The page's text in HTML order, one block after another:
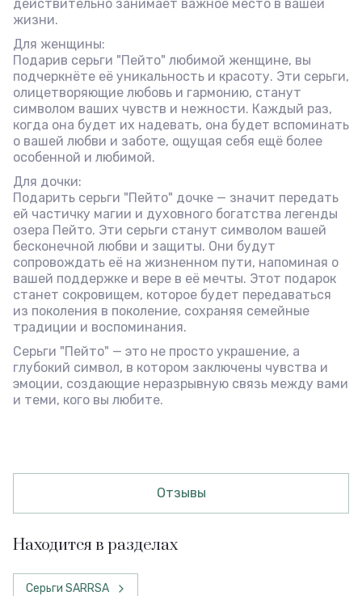
действительно занимает важное место в вашей
жизни.
Для женщины:
Подарив серьги "Пейто" любимой женщине, вы
подчеркнёте её уникальность и красоту. Эти серьги,
олицетворяющие любовь и гармонию, станут
символом ваших чувств и нежности. Каждый раз,
когда она будет их надевать, она будет вспоминать
о вашей любви и заботе, ощущая себя ещё более
особенной и любимой.
Для дочки:
Подарить серьги "Пейто" дочке — значит передать
ей частичку магии и духовного богатства легенды
озера Пейто. Эти серьги станут символом вашей
бесконечной любви и защиты. Они будут
сопровождать её на жизненном пути, напоминая о
вашей поддержке и вере в её мечты. Этот подарок
станет сокровищем, которое будет передаваться
из поколения в поколение, сохраняя семейные
традиции и воспоминания.
Серьги "Пейто" — это не просто украшение, а
глубокий символ, в котором заключены чувства и
эмоции, создающие неразрывную связь между вами
и теми, кого вы любите.
Отзывы
Находится в разделах
Серьги SARRSA